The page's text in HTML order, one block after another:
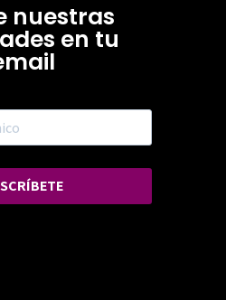
nuestras
en tu